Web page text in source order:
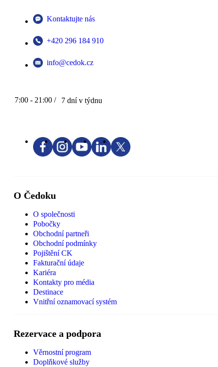
Kontaktujte nás
+420 296 184 910
info@cedok.cz
7:00 - 21:00 / 7 dní v týdnu
O Čedoku
O společnosti
Pobočky
Obchodní partneři
Obchodní podmínky
Pojištění CK
Fakturační údaje
Kariéra
Kontakty pro média
Destinace
Vnitřní oznamovací systém
Rezervace a podpora
Věrnostní program
Doplňkové služby